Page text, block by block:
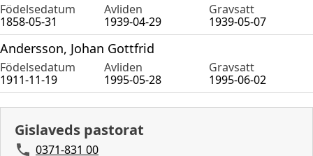
Födelsedatum Avliden
Gravsatt
1858-05-31
1939-04-29 1939-05-07
Andersson, Johan Gottfrid
Födelsedatum Avliden
Gravsatt
1911-11-19
1995-05-28 1995-06-02
Gislaveds pastorat
0371-831 00